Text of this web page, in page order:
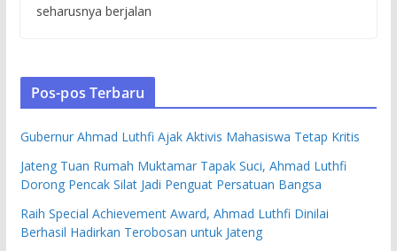
seharusnya berjalan
Pos-pos Terbaru
Gubernur Ahmad Luthfi Ajak Aktivis Mahasiswa Tetap Kritis
Jateng Tuan Rumah Muktamar Tapak Suci, Ahmad Luthfi
Dorong Pencak Silat Jadi Penguat Persatuan Bangsa
Raih Special Achievement Award, Ahmad Luthfi Dinilai
Berhasil Hadirkan Terobosan untuk Jateng